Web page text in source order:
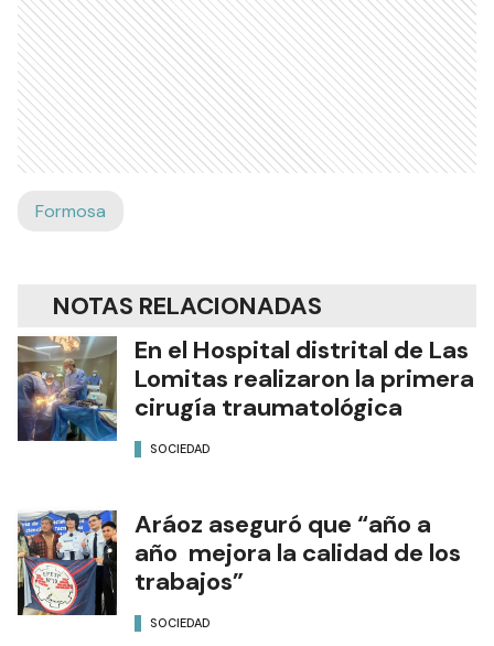
Formosa
NOTAS RELACIONADAS
En el Hospital distrital de Las
Lomitas realizaron la primera
cirugía traumatológica
SOCIEDAD
Aráoz aseguró que “año a
año mejora la calidad de los
trabajos”
SOCIEDAD